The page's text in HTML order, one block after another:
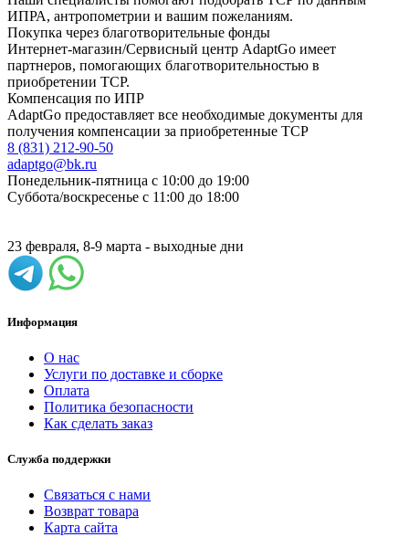
ИПРА, антропометрии и вашим пожеланиям.
Покупка через благотворительные фонды
Интернет-магазин/Сервисный центр AdaptGo имеет
партнеров, помогающих благотворительностью в
приобретении ТСР.
Компенсация по ИПР
AdaptGo предоставляет все необходимые документы для
получения компенсации за приобретенные ТСР
8 (831) 212-90-50
adaptgo@bk.ru
Понедельник-пятница с 10:00 до 19:00
Суббота/воскресенье с 11:00 до 18:00
23 февраля, 8-9 марта - выходные дни
Информация
О нас
Услуги по доставке и сборке
Оплата
Политика безопасности
Как сделать заказ
Служба поддержки
Связаться с нами
Возврат товара
Карта сайта